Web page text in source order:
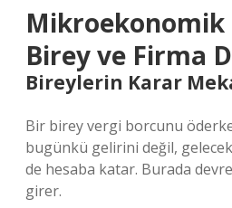
Birey ve Firma
Bireylerin Karar
Bir birey vergi borcunu
bugünkü gelirini değil,
de hesaba katar. Burada
girer.